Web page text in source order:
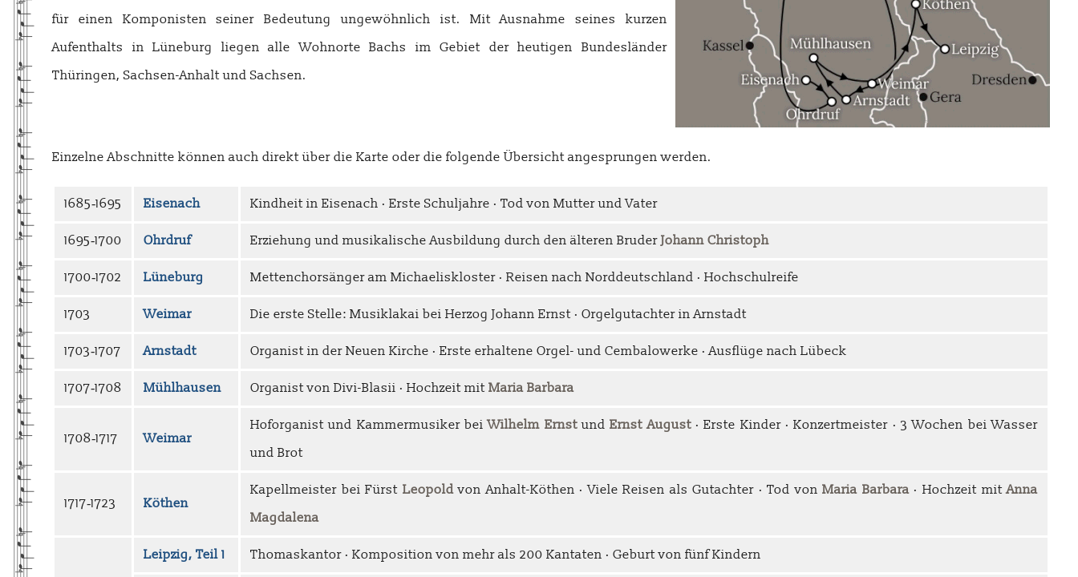
für einen Komponisten seiner Bedeutung ungewöhnlich ist. Mit Ausnahme seines kurzen
Aufenthalts in Lüneburg liegen alle Wohnorte Bachs im Gebiet der heutigen Bundesländer
Thüringen, Sachsen-Anhalt und Sachsen.
Einzelne Abschnitte können auch direkt über die Karte oder die folgende Übersicht angesprungen werden.
1685‑1695 Eisenach Kindheit in Eisenach · Erste Schuljahre · Tod von Mutter und Vater
1695‑1700 Ohrdruf Erziehung und musikalische Ausbildung durch den älteren Bruder Johann Christoph
1700‑1702 Lüneburg Mettenchorsänger am Michaeliskloster · Reisen nach Norddeutschland · Hochschulreife
1703 Weimar Die erste Stelle: Musiklakai bei Herzog Johann Ernst · Orgelgutachter in Arnstadt
1703‑1707 Arnstadt Organist in der Neuen Kirche · Erste erhaltene Orgel- und Cembalowerke · Ausflüge nach Lübeck
1707‑1708 Mühlhausen Organist von Divi-Blasii · Hochzeit mit Maria Barbara
1708‑1717 Weimar
Hoforganist und Kammermusiker beiWilhelm ErnstundErnst August· Erste Kinder · Konzertmeister · 3 Wochen bei Wasser
und Brot
1717‑1723 Köthen
Kapellmeister bei Fürst Leopoldvon Anhalt-Köthen · Viele Reisen als Gutachter · Tod vonMaria Barbara· Hochzeit mitAnna
Magdalena
Leipzig, Teil 1 Thomaskantor · Komposition von mehr als 200 Kantaten · Geburt von fünf Kindern